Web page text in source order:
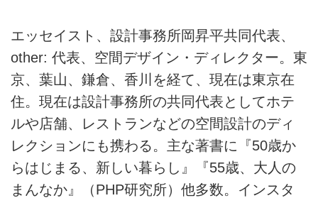
エッセイスト、設計事務所岡昇平共同代表、
other: 代表、空間デザイン・ディレクター。東
京、葉山、鎌倉、香川を経て、現在は東京在
住。現在は設計事務所の共同代表としてホテ
ルや店舗、レストランなどの空間設計のディ
レクションにも携わる。主な著書に『50歳か
らはじまる、新しい暮らし』『55歳、大人の
まんなか』（PHP研究所）他多数。インスタ